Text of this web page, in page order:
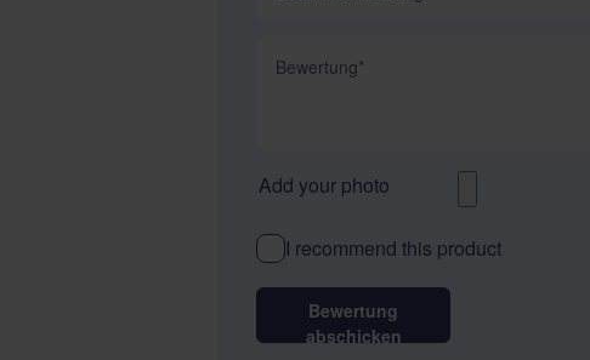
Add your photo
I recommend this product
Bewertung
abschicken